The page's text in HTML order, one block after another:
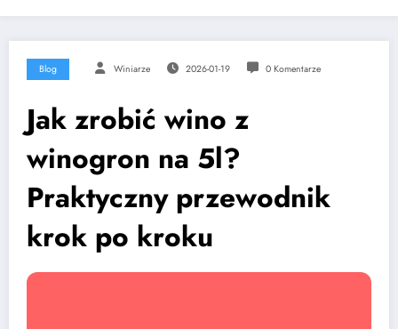
Blog Winiarze 2026-01-19 0 Komentarze
Jak zrobić wino z
winogron na 5l?
Praktyczny przewodnik
krok po kroku